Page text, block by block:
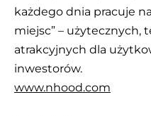
każdego dnia pracuje
miejsc” – użytecznych,
atrakcyjnych dla
inwestorów.
www.nhood.com